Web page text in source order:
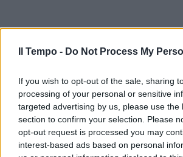
Il Tempo - Do Not Process My
If you wish to opt-out of the sale, sharing
processing of your personal or sensitive
targeted advertising by us, please use the
section to confirm your selection. Please
opt-out request is processed you may
interest-based ads based on personal